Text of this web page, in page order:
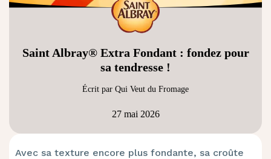
Saint Albray® Extra Fondant : fondez pour
sa tendresse !
Écrit par Qui Veut du Fromage
27 mai 2026
Avec sa texture encore plus fondante, sa croûte